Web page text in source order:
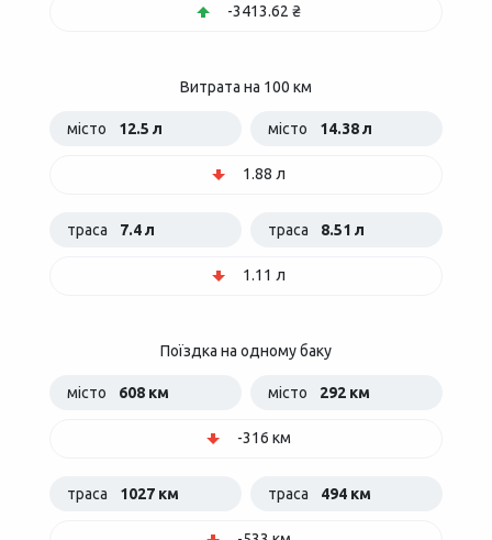
-3413.62 ₴
Витрата на 100 км
місто 12.5 л місто 14.38 л
1.88 л
траса 7.4 л траса 8.51 л
1.11 л
Поїздка на одному баку
місто 608 км місто 292 км
-316 км
траса 1027 км траса 494 км